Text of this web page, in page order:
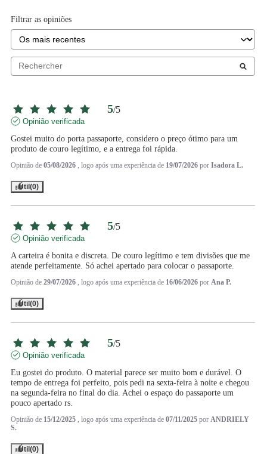
Filtrar as opiniões
5/5
Opinião verificada
Gostei muito do porta passaporte, considero o preço ótimo para um
produto de couro legítimo, e a entrega foi rápida.
Opinião de 05/08/2026 , logo após uma experiência de 19/07/2026 por Isadora L.
Útil(0)
5/5
Opinião verificada
A carteira é bonita e discreta. De couro legítimo e tem divisões que me
atende perfeitamente. Só achei apertado para colocar o passaporte.
Opinião de 29/07/2026 , logo após uma experiência de 16/06/2026 por Ana P.
Útil(0)
5/5
Opinião verificada
Eu gostei do produto. O material parece ser muito bom e durável. O
tempo de entrega foi perfeito, pois pedi na sexta-feira à noite e chegou
na segunda-feira no final do dia. Achei o espaço do passaporte um
pouco apertado rs.
Opinião de 15/12/2025 , logo após uma experiência de 07/11/2025 por ANDRIELY
S.
Útil(0)